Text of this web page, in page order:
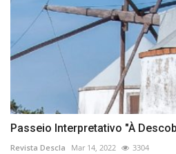
Passeio Interpretativo "À
Revista Descla Mar 14, 2022 3304